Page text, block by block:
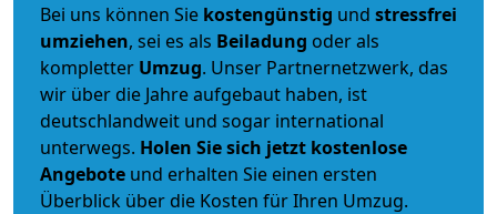
Bei uns können Sie kostengünstig und stressfrei
umziehen, sei es als Beiladung oder als
kompletter Umzug. Unser Partnernetzwerk, das
wir über die Jahre aufgebaut haben, ist
deutschlandweit und sogar international
unterwegs. Holen Sie sich jetzt kostenlose
Angebote und erhalten Sie einen ersten
Überblick über die Kosten für Ihren Umzug.